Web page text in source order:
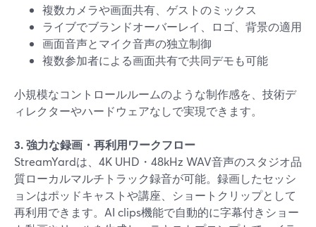
複数カメラや画面共有、ゲストのミックス
ライブでブランドオーバーレイ、ロゴ、背景の適用
画面音声とマイク音声の独立制御
複数参加者による画面共有で共同デモも可能
小規模なコントロールルームのような制作感を、技術デ
ィレクターやハードウェアなしで実現できます。
3. 強力な録画・再利用ワークフロー
StreamYardは、4K UHD・48kHz WAV音声のスタジオ品
質ローカルマルチトラック録音が可能。録画したセッシ
ョンはポッドキャストや講座、ショートクリップとして
再利用できます。AI clips機能で自動的に字幕付きショー